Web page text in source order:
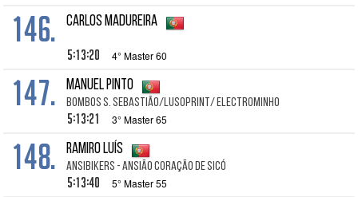
146. Carlos Madureira
5:13:20 4° Master 60
147. Manuel Pinto
Bombos S. Sebastião/LusoPrint/ ElectroMinho
5:13:21 3° Master 65
148. Ramiro Luís
Ansibikers - Ansião Coração de Sicó
5:13:40 5° Master 55